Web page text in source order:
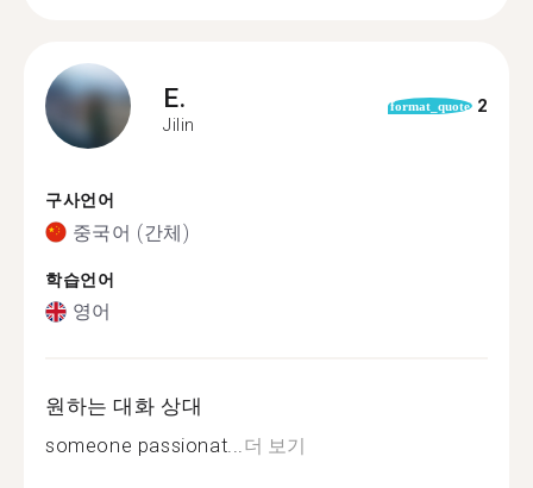
E.
Jilin
format_quote 2
구사언어
중국어 (간체)
학습언어
영어
원하는 대화 상대
someone passionat...더 보기